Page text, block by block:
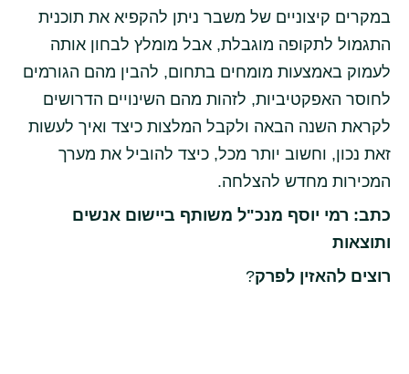
במקרים קיצוניים של משבר ניתן להקפיא את תוכנית
התגמול לתקופה מוגבלת, אבל מומלץ לבחון אותה
לעמוק באמצעות מומחים בתחום, להבין מהם הגורמים
לחוסר האפקטיביות, לזהות מהם השינויים הדרושים
לקראת השנה הבאה ולקבל המלצות כיצד ואיך לעשות
זאת נכון, וחשוב יותר מכל, כיצד להוביל את מערך
המכירות מחדש להצלחה.
כתב: רמי יוסף מנכ"ל משותף ביישום אנשים
ותוצאות
רוצים להאזין לפרק?